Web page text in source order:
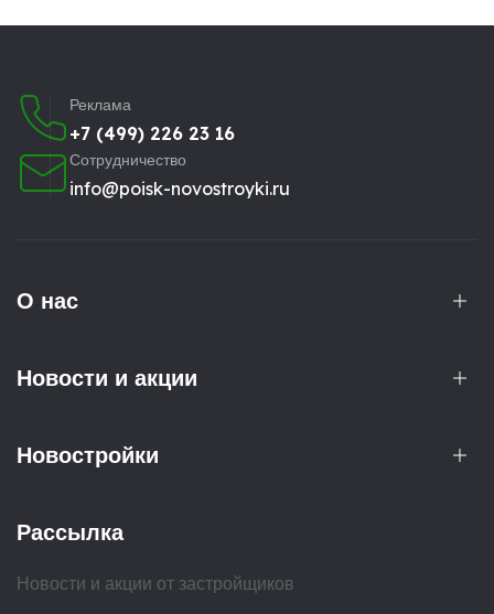
Реклама
+7 (499) 226 23 16
Сотрудничество
info@poisk-novostroyki.ru
О нас
Новости и акции
Новостройки
Рассылка
Новости и акции от застройщиков